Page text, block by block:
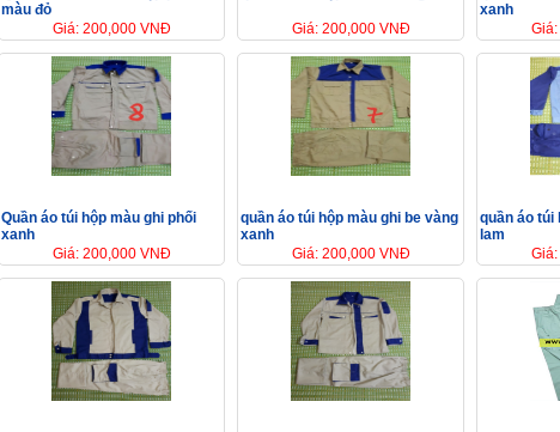
màu đỏ
Giá: 200,000 VNĐ
Giá: 200,000 VNĐ
xanh
Quần áo túi hộp màu ghi phối
xanh
Giá: 200,000 VNĐ
quần áo túi hộp màu ghi be vàng
xanh
Giá: 200,000 VNĐ
quần áo túi
lam